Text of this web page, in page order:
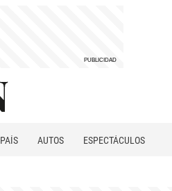
PAÍS AUTOS
ESPECTÁCULOS